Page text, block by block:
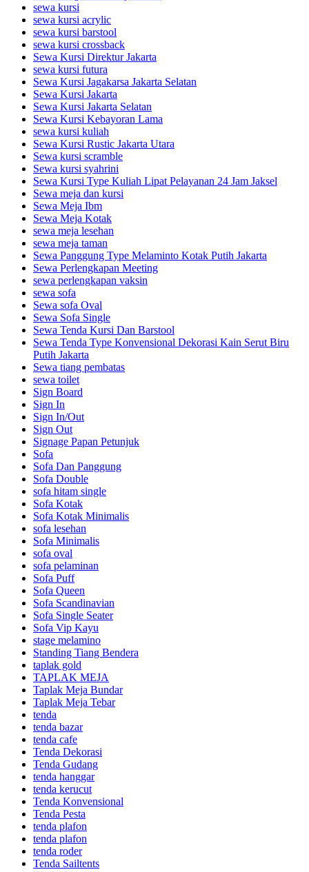
sewa kursi
sewa kursi acrylic
sewa kursi barstool
sewa kursi crossback
Sewa Kursi Direktur Jakarta
sewa kursi futura
Sewa Kursi Jagakarsa Jakarta Selatan
Sewa Kursi Jakarta
Sewa Kursi Jakarta Selatan
Sewa Kursi Kebayoran Lama
sewa kursi kuliah
Sewa Kursi Rustic Jakarta Utara
Sewa kursi scramble
Sewa kursi syahrini
Sewa Kursi Type Kuliah Lipat Pelayanan 24 Jam Jaksel
Sewa meja dan kursi
Sewa Meja Ibm
Sewa Meja Kotak
sewa meja lesehan
sewa meja taman
Sewa Panggung Type Melaminto Kotak Putih Jakarta
Sewa Perlengkapan Meeting
sewa perlengkapan vaksin
sewa sofa
Sewa sofa Oval
Sewa Sofa Single
Sewa Tenda Kursi Dan Barstool
Sewa Tenda Type Konvensional Dekorasi Kain Serut Biru
Putih Jakarta
Sewa tiang pembatas
sewa toilet
Sign Board
Sign In
Sign In/Out
Sign Out
Signage Papan Petunjuk
Sofa
Sofa Dan Panggung
Sofa Double
sofa hitam single
Sofa Kotak
Sofa Kotak Minimalis
sofa lesehan
Sofa Minimalis
sofa oval
sofa pelaminan
Sofa Puff
Sofa Queen
Sofa Scandinavian
Sofa Single Seater
Sofa Vip Kayu
stage melamino
Standing Tiang Bendera
taplak gold
TAPLAK MEJA
Taplak Meja Bundar
Taplak Meja Tebar
tenda
tenda bazar
tenda cafe
Tenda Dekorasi
Tenda Gudang
tenda hanggar
tenda kerucut
Tenda Konvensional
Tenda Pesta
tenda plafon
tenda plafon
tenda roder
Tenda Sailtents